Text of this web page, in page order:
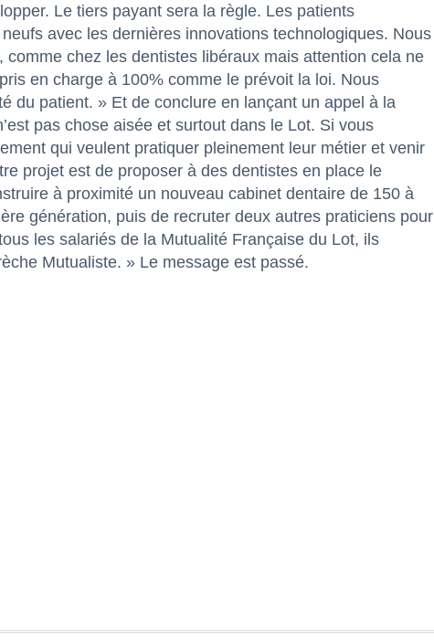
Le tiers payant sera la règle. Les patients
avec les dernières innovations technologiques. Nous
chez les dentistes libéraux mais attention cela ne
en charge à 100% comme le prévoit la loi. Nous
du patient. » Et de conclure en lançant un appel à la
pas chose aisée et surtout dans le Lot. Si vous
qui veulent pratiquer pleinement leur métier et venir
projet est de proposer à des dentistes en place le
à proximité un nouveau cabinet dentaire de 150 à
génération, puis de recruter deux autres praticiens pour
les salariés de la Mutualité Française du Lot, ils
Mutualiste. » Le message est passé.